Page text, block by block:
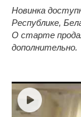
Новинка
Республике,
О старте
дополнительно.